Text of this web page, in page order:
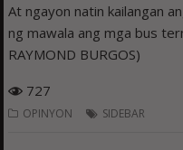
At ngayon natin kailangan
ng mawala ang mga bus
RAYMOND BURGOS)
727
OPINYON SIDEBAR